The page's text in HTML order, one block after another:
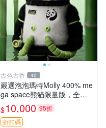
古色古香 40
嚴選泡泡瑪特Molly 400% me
ga space熊貓限量版，全新
附原Packaging。拍下即視頻
確認。 泡泡瑪特 Molly 400%
熊貓 新
$10,000 95折
折扣碼